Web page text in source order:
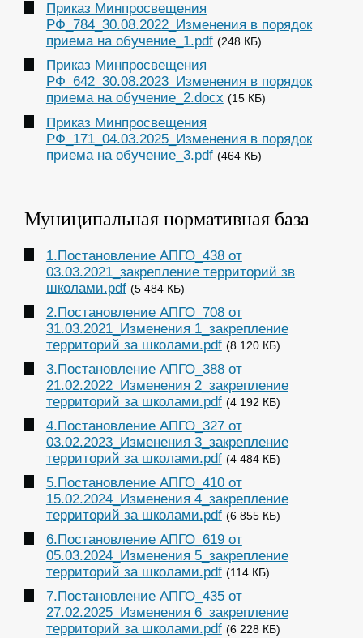
Приказ Минпросвещения
РФ_784_30.08.2022_Изменения в порядок
приема на обучение_1.pdf (248 КБ)
Приказ Минпросвещения
РФ_642_30.08.2023_Изменения в порядок
приема на обучение_2.docx (15 КБ)
Приказ Минпросвещения
РФ_171_04.03.2025_Изменения в порядок
приема на обучение_3.pdf (464 КБ)
Муниципальная нормативная база
1.Постановление АПГО_438 от
03.03.2021_закрепление территорий зв
школами.pdf (5 484 КБ)
2.Постановление АПГО_708 от
31.03.2021_Изменения 1_закрепление
территорий за школами.pdf (8 120 КБ)
3.Постановление АПГО_388 от
21.02.2022_Изменения 2_закрепление
территорий за школами.pdf (4 192 КБ)
4.Постановление АПГО_327 от
03.02.2023_Изменения 3_закрепление
территорий за школами.pdf (4 484 КБ)
5.Постановление АПГО_410 от
15.02.2024_Изменения 4_закрепление
территорий за школами.pdf (6 855 КБ)
6.Постановление АПГО_619 от
05.03.2024_Изменения 5_закрепление
территорий за школами.pdf (114 КБ)
7.Постановление АПГО_435 от
27.02.2025_Изменения 6_закрепление
территорий за школами.pdf (6 228 КБ)